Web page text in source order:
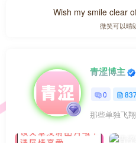
Wish my smile clear
微笑可以晴
青涩博主
0
那些单独飞